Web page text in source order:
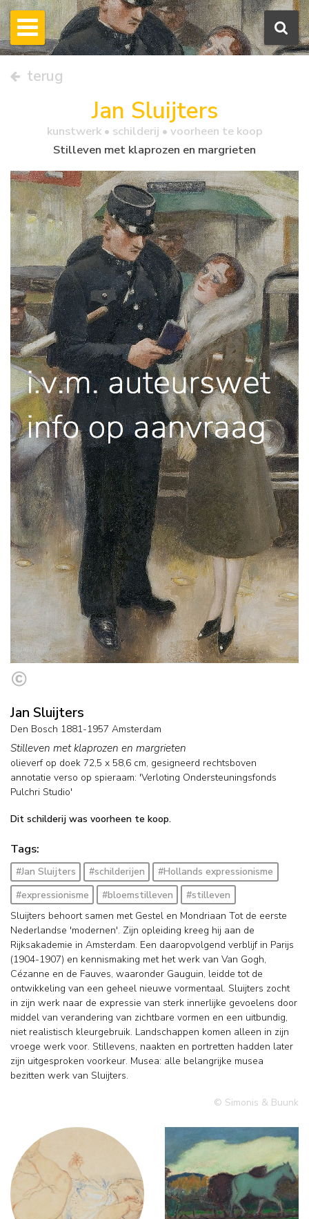
terug
Jan Sluijters
kunstwerk • schilderij • voorheen te koop
Stilleven met klaprozen en margrieten
Jan Sluijters
Den Bosch 1881-1957 Amsterdam
Stilleven met klaprozen en margrieten
olieverf op doek 72,5 x 58,6 cm, gesigneerd rechtsboven
annotatie verso op spieraam: 'Verloting Ondersteuningsfonds
Pulchri Studio'
Dit schilderij was voorheen te koop.
Tags:
#Jan Sluijters #schilderijen
#Hollands expressionisme
#expressionisme
#bloemstilleven
#stilleven
Sluijters behoort samen met Gestel en Mondriaan Tot de eerste
Nederlandse 'modernen'. Zijn opleiding kreeg hij aan de
Rijksakademie in Amsterdam. Een daaropvolgend verblijf in Parijs
(1904-1907) en kennismaking met het werk van Van Gogh,
Cézanne en de Fauves, waaronder Gauguin, leidde tot de
ontwikkeling van een geheel nieuwe vormentaal. Sluijters zocht
in zijn werk naar de expressie van sterk innerlijke gevoelens door
middel van verandering van zichtbare vormen en een uitbundig,
niet realistisch kleurgebruik. Landschappen komen alleen in zijn
vroege werk voor. Stillevens, naakten en portretten hadden later
zijn uitgesproken voorkeur. Musea: alle belangrijke musea
bezitten werk van Sluijters.
© Simonis & Buunk